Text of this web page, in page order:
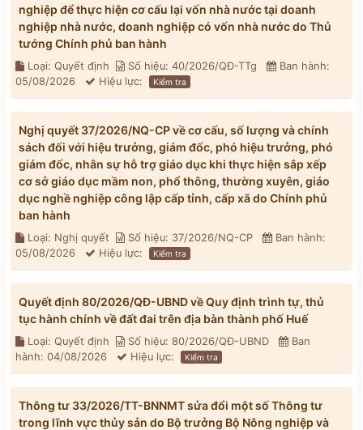
nghiệp để thực hiện cơ cấu lại vốn nhà nước tại doanh
nghiệp nhà nước, doanh nghiệp có vốn nhà nước do Thủ
tướng Chính phủ ban hành
Loại: Quyết định Số hiệu: 40/2026/QĐ-TTg
Ban hành:
05/08/2026
Hiệu lực: Kiểm tra
Nghị quyết 37/2026/NQ-CP về cơ cấu, số lượng và chính
sách đối với hiệu trưởng, giám đốc, phó hiệu trưởng, phó
giám đốc, nhân sự hỗ trợ giáo dục khi thực hiện sắp xếp
cơ sở giáo dục mầm non, phổ thông, thường xuyên, giáo
dục nghề nghiệp công lập cấp tỉnh, cấp xã do Chính phủ
ban hành
Loại: Nghị quyết Số hiệu: 37/2026/NQ-CP
Ban hành:
05/08/2026
Hiệu lực: Kiểm tra
Quyết định 80/2026/QĐ-UBND về Quy định trình tự, thủ
tục hành chính về đất đai trên địa bàn thành phố Huế
Loại: Quyết định Số hiệu: 80/2026/QĐ-UBND
Ban
hành: 04/08/2026
Hiệu lực: Kiểm tra
Thông tư 33/2026/TT-BNNMT sửa đổi một số Thông tư
trong lĩnh vực thủy sản do Bộ trưởng Bộ Nông nghiệp và